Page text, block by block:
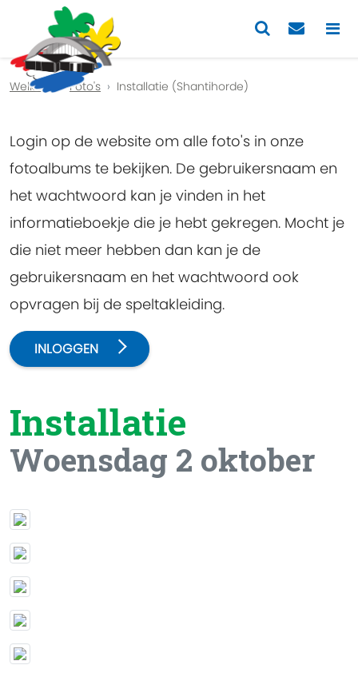
Previous
Welkom Foto's Installatie (Shantihorde)
Login op de website om alle foto's in onze
fotoalbums te bekijken. De gebruikersnaam en
het wachtwoord kan je vinden in het
informatieboekje die je hebt gekregen. Mocht je
die niet meer hebben dan kan je de
gebruikersnaam en het wachtwoord ook
opvragen bij de speltakleiding.
INLOGGEN
Installatie
Woensdag 2 oktober